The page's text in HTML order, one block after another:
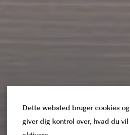
Dette websted bruger cookies og
giver dig kontrol over, hvad du vil